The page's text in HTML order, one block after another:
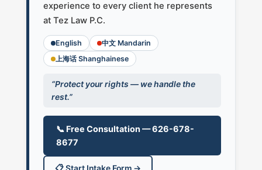
experience to every client he represents
at Tez Law P.C.
English
中文 Mandarin
上海话 Shanghainese
“Protect your rights — we handle the
rest.”
📞 Free Consultation — 626-678-
8677